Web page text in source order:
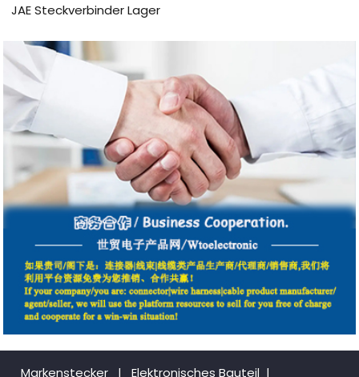
JAE Steckverbinder Lager
Markenstecker | Elektronisches Bauteil |